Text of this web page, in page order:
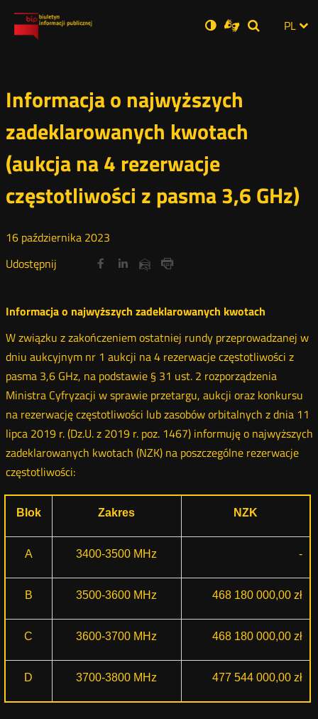
Ustawienia
Wersja
zwykła
Dla
niesłyszących
Otwórz Otwórz
Otwórz
Social PL
Informacja o najwyższych
zadeklarowanych kwotach
(aukcja na 4 rezerwacje
częstotliwości z pasma 3,6 GHz)
16 października 2023
Udostępnij
Udostępnij
Otwórz Udostępnij
na
OtwórzUdostępnij
na
OtwórzUdostępnij
przez
Informacja o najwyższych zadeklarowanych kwotach
W związku z zakończeniem ostatniej rundy przeprowadzanej w
dniu aukcyjnym nr 1 aukcji na 4 rezerwacje częstotliwości z
pasma 3,6 GHz, na podstawie § 31 ust. 2 rozporządzenia
Ministra Cyfryzacji w sprawie przetargu, aukcji oraz konkursu
na rezerwację częstotliwości lub zasobów orbitalnych z dnia 11
lipca 2019 r. (Dz.U. z 2019 r. poz. 1467) informuję o najwyższych
zadeklarowanych kwotach (NZK) na poszczególne rezerwacje
częstotliwości:
Blok Zakres NZK
A 3400-3500 MHz -
B 3500-3600 MHz 468 180 000,00 zł
C 3600-3700 MHz 468 180 000,00 zł
D 3700-3800 MHz 477 544 000,00 zł